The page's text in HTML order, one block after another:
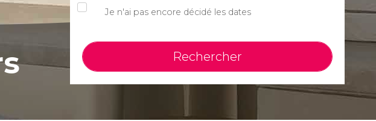
Je n'ai pas encore décidé les dates
Rechercher